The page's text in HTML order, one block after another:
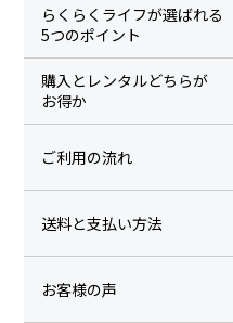
らくらくライフが選ばれる
5つのポイント
購入とレンタルどちらが
お得か
ご利用の流れ
送料と支払い方法
お客様の声